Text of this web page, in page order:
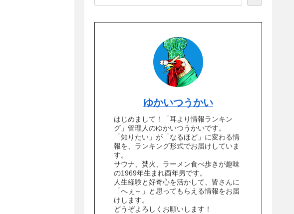
ゆかいつうかい
はじめまして！「耳より情報ランキン
グ」管理人のゆかいつうかいです。
「知りたい」が「なるほど」に変わる情
報を、ランキング形式でお届けしていま
す。
サウナ、焚火、ラーメン食べ歩きが趣味
の1969年生まれ酉年男です。
人生経験と好奇心を活かして、皆さんに
「へぇ～」と思ってもらえる情報をお届
けします。
どうぞよろしくお願いします！